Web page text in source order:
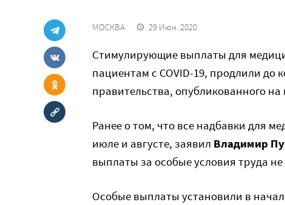
МОСКВА 29 Июн. 2020
Cтимулирующие выплаты для
пациентам с COVID-19, продлили до
правительства, опубликованного
Ранее о том, что все надбавки для
июле и августе, заявил Владимир
выплаты за особые условия труда не
Особые выплаты установили в